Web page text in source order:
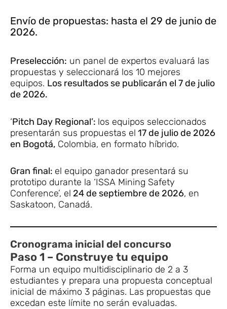
Envío de propuestas: hasta el 29 de junio de
2026.
Preselección: un panel de expertos evaluará las
propuestas y seleccionará los 10 mejores
equipos. Los resultados se publicarán el 7 de julio
de 2026.
‘Pitch Day Regional’: los equipos seleccionados
presentarán sus propuestas el 17 de julio de 2026
en Bogotá, Colombia, en formato híbrido.
Gran final: el equipo ganador presentará su
prototipo durante la ‘ISSA Mining Safety
Conference’, el 24 de septiembre de 2026, en
Saskatoon, Canadá.
Cronograma inicial del concurso
Paso 1 – Construye tu equipo
Forma un equipo multidisciplinario de 2 a 3
estudiantes y prepara una propuesta conceptual
inicial de máximo 3 páginas. Las propuestas que
excedan este límite no serán evaluadas.